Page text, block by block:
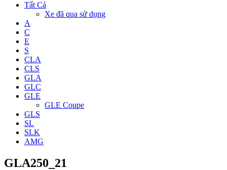
Tất Cả
Xe đã qua sử dụng
A
C
E
S
CLA
CLS
GLA
GLC
GLE
GLE Coupe
GLS
SL
SLK
AMG
GLA250_21